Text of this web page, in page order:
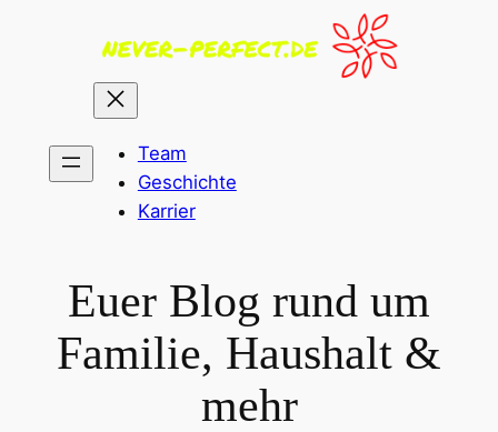
Team
Geschichte
Karrier
Euer Blog rund um
Familie, Haushalt &
mehr